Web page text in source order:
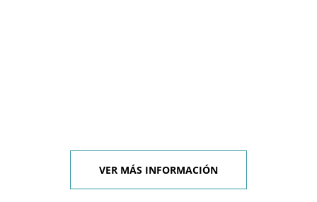
VER MÁS INFORMACIÓN